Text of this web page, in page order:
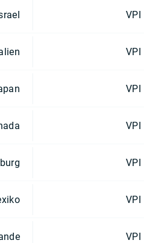
VPI
VPI
VPI
VPI
VPI
VPI
VPI